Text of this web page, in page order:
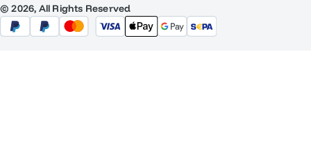
© 2026, All Rights Reserved